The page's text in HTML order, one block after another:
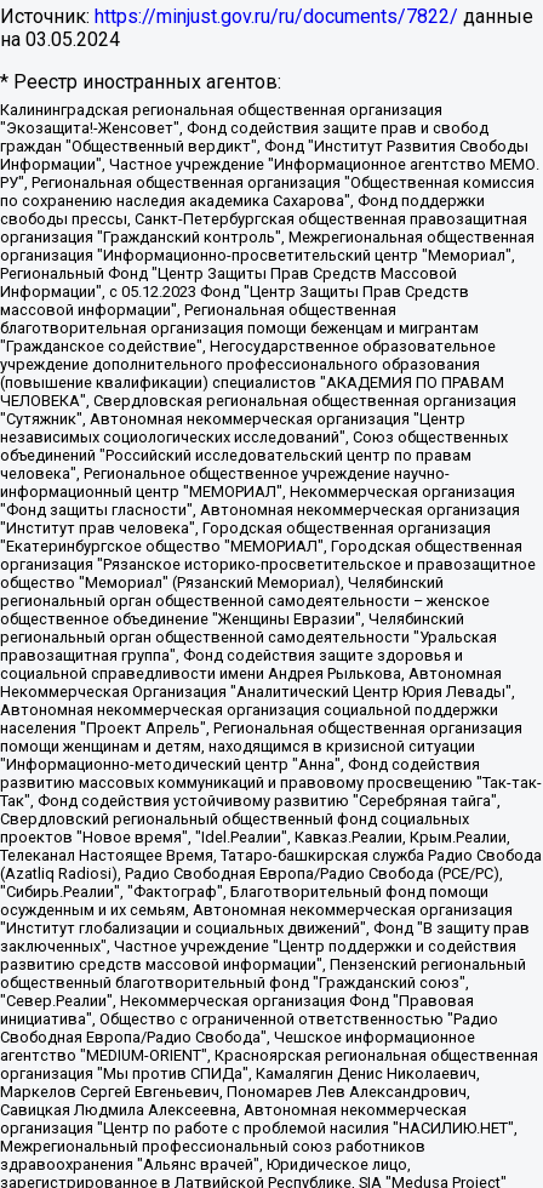
Источник: https://minjust.gov.ru/ru/documents/7822/ данные
на 03.05.2024
* Реестр иностранных агентов:
Калининградская региональная общественная организация "Экозащита!-Женсовет", Фонд содействия защите прав и свобод граждан "Общественный вердикт", Фонд "Институт Развития Свободы Информации", Частное учреждение "Информационное агентство МЕМО. РУ", Региональная общественная организация "Общественная комиссия по сохранению наследия академика Сахарова", Фонд поддержки свободы прессы, Санкт-Петербургская общественная правозащитная организация "Гражданский контроль", Межрегиональная общественная организация "Информационно-просветительский центр "Мемориал", Региональный Фонд "Центр Защиты Прав Средств Массовой Информации", с 05.12.2023 Фонд "Центр Защиты Прав Средств массовой информации", Региональная общественная благотворительная организация помощи беженцам и мигрантам "Гражданское содействие", Негосударственное образовательное учреждение дополнительного профессионального образования (повышение квалификации) специалистов "АКАДЕМИЯ ПО ПРАВАМ ЧЕЛОВЕКА", Свердловская региональная общественная организация "Сутяжник", Автономная некоммерческая организация "Центр независимых социологических исследований", Союз общественных объединений "Российский исследовательский центр по правам человека", Региональное общественное учреждение научно-информационный центр "МЕМОРИАЛ", Некоммерческая организация "Фонд защиты гласности", Автономная некоммерческая организация "Институт прав человека", Городская общественная организация "Екатеринбургское общество "МЕМОРИАЛ", Городская общественная организация "Рязанское историко-просветительское и правозащитное общество "Мемориал" (Рязанский Мемориал), Челябинский региональный орган общественной самодеятельности – женское общественное объединение "Женщины Евразии", Челябинский региональный орган общественной самодеятельности "Уральская правозащитная группа", Фонд содействия защите здоровья и социальной справедливости имени Андрея Рылькова, Автономная Некоммерческая Организация "Аналитический Центр Юрия Левады", Автономная некоммерческая организация социальной поддержки населения "Проект Апрель", Региональная общественная организация помощи женщинам и детям, находящимся в кризисной ситуации "Информационно-методический центр "Анна", Фонд содействия развитию массовых коммуникаций и правовому просвещению "Так-так-Так", Фонд содействия устойчивому развитию "Серебряная тайга", Свердловский региональный общественный фонд социальных проектов "Новое время", "Idel.Реалии", Кавказ.Реалии, Крым.Реалии, Телеканал Настоящее Время, Татаро-башкирская служба Радио Свобода (Azatliq Radiosi), Радио Свободная Европа/Радио Свобода (PCE/PC), "Сибирь.Реалии", "Фактограф", Благотворительный фонд помощи осужденным и их семьям, Автономная некоммерческая организация "Институт глобализации и социальных движений", Фонд "В защиту прав заключенных", Частное учреждение "Центр поддержки и содействия развитию средств массовой информации", Пензенский региональный общественный благотворительный фонд "Гражданский союз", "Север.Реалии", Некоммерческая организация Фонд "Правовая инициатива", Общество с ограниченной ответственностью "Радио Свободная Европа/Радио Свобода", Чешское информационное агентство "MEDIUM-ORIENT", Красноярская региональная общественная организация "Мы против СПИДа", Камалягин Денис Николаевич, Маркелов Сергей Евгеньевич, Пономарев Лев Александрович, Савицкая Людмила Алексеевна, Автономная некоммерческая организация "Центр по работе с проблемой насилия "НАСИЛИЮ.НЕТ", Межрегиональный профессиональный союз работников здравоохранения "Альянс врачей", Юридическое лицо, зарегистрированное в Латвийской Республике, SIA "Medusa Project" (регистрационный номер 40103797863, дата регистрации 10.06.2014), Некоммерческая организация "Фонд по борьбе с коррупцией", Автономная некоммерческая организация "Институт права и публичной политики", Баданин Роман Сергеевич, Гликин Максим Александрович, Железнова Мария Михайловна, Лукьянова Юлия Сергеевна, Маетная Елизавета Витальевна, Маняхин Петр Борисович, Чуракова Ольга Владимировна, Ярош Юлия Петровна, Юридическое лицо "The Insider SIA", зарегистрированное в Риге, Латвийская Республика (дата регистрации 26.06.2015), являющееся администратором доменного имени интернет-издания "The Insider SIA", https://theins.ru, Постернак Алексей Евгеньевич, Рубин Михаил Аркадьевич, Анин Роман Александрович, Юридическое лицо Istories fonds, зарегистрированное в Латвийской Республике (регистрационный номер 50008295751, дата регистрации 24.02.2020), Великовский Дмитрий Александрович, Долинина Ирина Николаевна, Мароховская Алеся Алексеевна, Шлейнов Роман Юрьевич, Шмагун Олеся Валентиновна, Общество с ограниченной ответственностью "Альтаир 2021", Общество с ограниченной ответственностью "Вега 2021", Общество с ограниченной ответственностью "Главный редактор 2021", Общество с ограниченной ответственностью "Ромашки монолит", Важенков Артем Валерьевич, Ивановская областная общественная организация "Центр гендерных исследований", Гурман Юрий Альбертович, Медиапроект "ОВД-Инфо", Егоров Владимир Владимирович, Жилинский Владимир Александрович, Общество с ограниченной ответственностью "ЗП", Иванова София Юрьевна, Карезина Инна Павловна, Кильтау Екатерина Викторовна, Петров Алексей Викторович, Пискунов Сергей Евгеньевич, Смирнов Сергей Сергеевич, Тихонов Михаил Сергеевич, Общество с ограниченной ответственностью "ЖУРНАЛИСТ-ИНОСТРАННЫЙ АГЕНТ", Арапова Галина Юрьевна, Вольтская Татьяна Анатольевна, Американская компания "Mason G.E.S. Anonymous Foundation" (США), являющаяся владельцем интернет-издания https://mnews.world/, Компания "Stichting Bellingcat", зарегистрированная в Нидерландах (дата регистрации 11.07.2018), Захаров Андрей Вячеславович, Клепиковская Екатерина Дмитриевна, Общество с ограниченной ответственностью "МЕМО", Перл Роман Александрович, Симонов Евгений Алексеевич, Соловьева Елена Анатольевна, Сотников Даниил Владимирович, Сурначева Елизавета Дмитриевна, Автономная некоммерческая организация по защите прав человека и информированию населения "Якутия – Наше Мнение", Общество с ограниченной ответственностью "Москоу диджитал медиа", с 26.01.2023 Общество с ограниченной ответственностью "Чайка Белые сады", Ветошкина Валерия Валерьевна, Заговора Максим Александрович, Межрегиональное общественное движение "Российская ЛГБТ - сеть", Оленичев Максим Владимирович, Павлов Иван Юрьевич, Скворцова Елена Сергеевна, Общество с ограниченной ответственностью "Как бы инагент", Кочетков Игорь Викторович, Общество с ограниченной ответственностью "Честные выборы", Еланчик Олег Александрович, Общество с ограниченной ответственностью "Нобелевский призыв", Гималова Регина Эмилевна, Григорьев Андрей Валерьевич, Григорьева Алина Александровна, Ассоциация по содействию защите прав призывников, альтернативнослужащих и военнослужащих "Правозащитная группа "Гражданин.Армия.Право", Хисамова Регина Фаритовна, Автономная некоммерческая организация по реализации социально-правовых программ "Лилит", Дальневосточное общественное движение "Маяк", Санкт-Петербургская ЛГБТ-инициативная группа "Выход", Инициативная группа ЛГБТ+ "Реверс", Алексеев Андрей Викторович, Бекбулатова Таисия Львовна, Беляев Иван Михайлович, Владыкина Елена Сергеевна, Гельман Марат Александрович, Никульшина Вероника Юрьевна, Толоконникова Надежда Андреевна, Шендерович Виктор Анатольевич, Общество с ограниченной ответственностью "Данное сообщение", Общество с ограниченной ответственностью Издательский дом "Новая глава", Айнбиндер Александра Александровна, Московский комьюнити-центр для ЛГБТ+инициатив, Благотворительный фонд развития филантропии, Deutsche Welle (Германия, Kurt-Schumacher-Strasse 3, 53113 Bonn), Борзунова Мария Михайловна, Воробьев Виктор Викторович, Голубева Анна Львовна, Константинова Алла Михайловна, Малкова Ирина Владимировна, Мурадов Мурад Абдулгалимович, Осетинская Елизавета Николаевна, Понасенков Евгений Николаевич, Ганапольский Матвей Юрьевич, Киселев Евгений Алексеевич, Борухович Ирина Григорьевна, Дремин Иван Тимофеевич, Дубровский Дмитрий Викторович, Красноярская региональная общественная организация поддержки и развития альтернативных образовательных технологий и межкультурных коммуникаций "ИНТЕРРА", Маяковская Екатерина Алексеевна, Фейгин Марк Захарович, Филимонов Андрей Викторович, Дзугкоева Регина Николаевна, Доброхотов Роман Александрович, Дудь Юрий Александрович, Елкин Сергей Владимирович, Кругликов Кирилл Игоревич, Сабунаева Мария Леонидовна, Семенов Алексей Владимирович, Шаинян Карен Багратович, Шульман Екатерина Михайловна, Асафьев Артур Валерьевич, Вахштайн Виктор Семенович, Венедиктов Алексей Алексеевич, Лушникова Екатерина Евгеньевна, Волков Леонид Михайлович, Невзоров Александр Глебович, Пархоменко Сергей Борисович, Сироткин Ярослав Николаевич, Кара-Мурза Владимир Владимирович, Баранова Наталья Владимировна, Гозман Леонид Яковлевич, Кагарлицкий Борис Юльевич, Климарев Михаил Валерьевич, Милов Владимир Станиславович, Автономная некоммерческая организация Краснодарский центр современного искусства "Типография", Моргенштерн Алишер Тагирович, Соболь Любовь Эдуардовна, Общество с ограниченной ответственностью "ЛИЗА НОРМ", Каспаров Гарри Кимович, Ходорковский Михаил Борисович, Общество с ограниченной ответственностью "Апрельские тезисы", Данилович Ирина Брониславовна, Кашин Олег Владимирович, Петров Николай Владимирович, Пивоваров Алексей Владимирович, Соколов Михаил Владимирович, Цветкова Юлия Владимировна, Чичваркин Евгений Александрович, Комитет против пыток/Команда против пыток, Общество с ограниченной ответственностью "Первый научный", Общество с ограниченной ответственностью "Вертолет и ко", Белоцерковская Вероника Борисовна, Кац Максим Евгеньевич, Лазарева Татьяна Юрьевна, Шаведдинов Руслан Табризович, Яшин Илья Валерьевич, Общество с ограниченной ответственностью "Иноагент ААВ", Алешковский Дмитрий Петрович, Альбац Евгения Марковна, Быков Дмитрий Львович, Галямина Юлия Евгеньевна, Лойко Сергей Леонидович, Мартынов Кирилл Константинович, Медведев Сергей Александрович, Крашенинников Федор Геннадиевич, Гордеева Катерина Вл